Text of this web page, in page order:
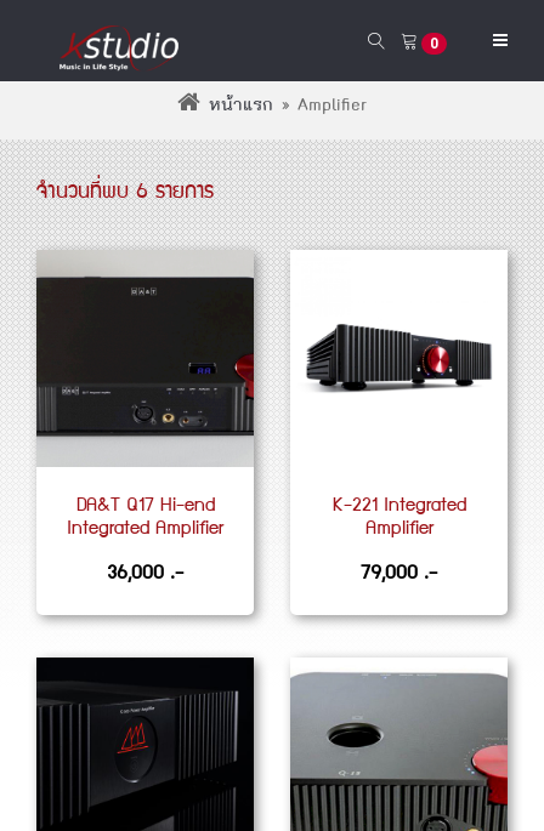
0
หน้าแรก » Amplifier
จำนวนที่พบ 6 รายการ
DA&T Q17 Hi-end
Integrated Amplifier
36,000 .-
K-221 Integrated
Amplifier
79,000 .-